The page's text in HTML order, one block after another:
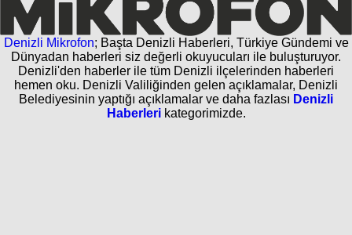
Denizli Mikrofon; Başta Denizli Haberleri, Türkiye Gündemi ve
Dünyadan haberleri siz değerli okuyucuları ile buluşturuyor.
Denizli'den haberler ile tüm Denizli ilçelerinden haberleri
hemen oku. Denizli Valiliğinden gelen açıklamalar, Denizli
Belediyesinin yaptığı açıklamalar ve daha fazlası Denizli
Haberlerikategorimizde.